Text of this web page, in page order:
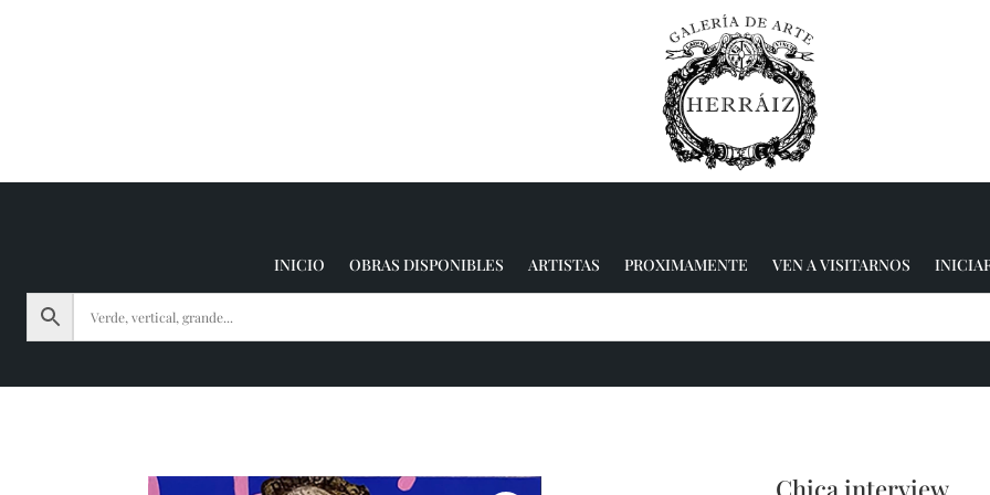
INICIO OBRAS DISPONIBLES ARTISTAS PROXIMAMENTE VEN A VISITARNOS
Chica interview